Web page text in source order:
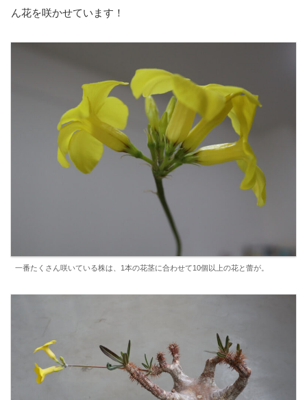
ん花を咲かせています！
一番たくさん咲いている株は、1本の花茎に合わせて10個以上の花と蕾が。